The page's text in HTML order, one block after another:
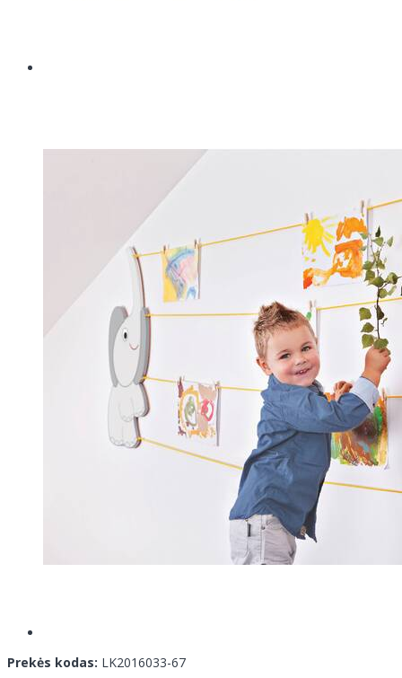
Prekės kodas: LK2016033-67